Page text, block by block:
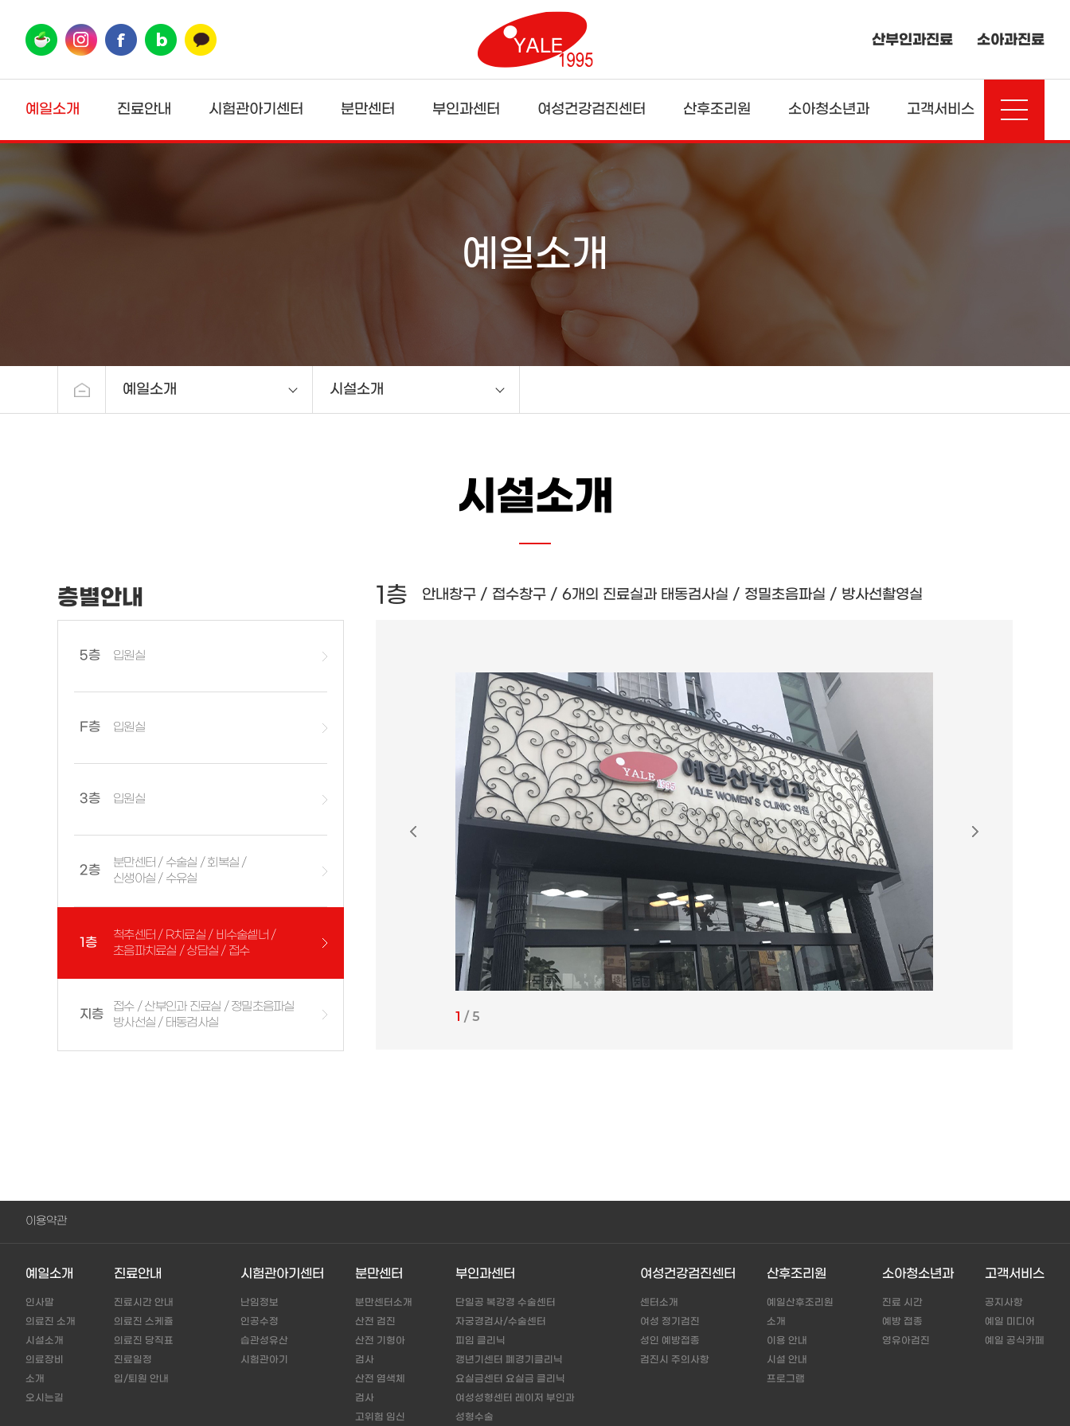
산부인과진료 소아과진료
예일소개 진료안내 시험관아기센터 분만센터 부인과센터 여성건강검진센터 산후조리원 소아청소년과 고객서비스
예일소개
예일소개
산후조리원
시설소개
시설소개
층별안내
5층 입원실
F층 입원실
3층 입원실
2층
분만센터 / 수술실 / 회복실 /
신생아실 / 수유실
1층
척추센터 / R치료실 / 비수술셑너 /
초음파치료실 / 상담실 / 접수
지층
접수 / 산부인과 진료실 / 정밀초음파실
방사선실 / 태동검사실
5층 야외정원 / 직원식당 / 조리실
F층 1인실 / 3인실
3층 다인실 / 1인실 / 3인실
2층 분만센터 / 수술실 / 회복실 / 시술실 / 신생아실 / 수유실 / 캥거루케어룸
1층 안내창구 / 접수창구 / 6개의 진료실과 태동검사실 / 정밀초음파실 / 방사선촬영실
1 /5
이용약관
예일소개
인사말
의료진 소개
시설소개
의료장비
소개
오시는길
진료안내
진료시간 안내
의료진 스케쥴
의료진 당직표
진료일정
입/퇴원 안내
시험관아기센터
난임정보
인공수정
습관성유산
시험관아기
분만센터
분만센터소개
산전 검진
산전 기형아
검사
산전 염색체
검사
고위험 임신
부인과센터
단일공 복강경 수술센터
자궁경검사/수술센터
피임 클리닉
갱년기센터 폐경기클리닉
요실금센터 요실금 클리닉
여성성형센터 레이저 부인과
성형수술
여성건강검진센터
센터소개
여성 정기검진
성인 예방접종
검진시 주의사항
산후조리원
예일산후조리원
소개
이용 안내
시설 안내
프로그램
소아청소년과
진료 시간
예방 접종
영유아검진
고객서비스
공지사항
예일 미디어
예일 공식카페